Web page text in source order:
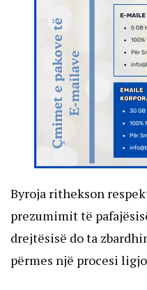
Byroja rithekson
prezumimit të
drejtësisë do ta
përmes një procesi